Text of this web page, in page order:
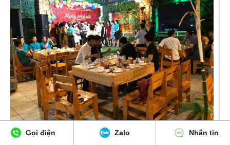
Gọi điện Zalo Nhắn tin